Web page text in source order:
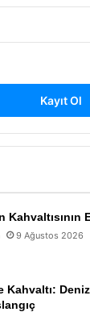
Kayıt Ol
Kahvaltısının
9 Ağustos 2026
Kahvaltı: